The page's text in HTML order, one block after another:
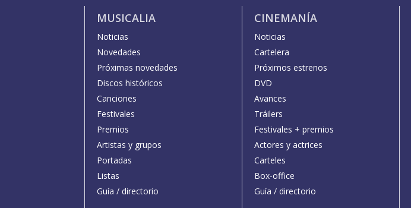
MUSICALIA
Noticias
Novedades
Próximas novedades
Discos históricos
Canciones
Festivales
Premios
Artistas y grupos
Portadas
Listas
Guía / directorio
CINEMANÍA
Noticias
Cartelera
Próximos estrenos
DVD
Avances
Tráilers
Festivales + premios
Actores y actrices
Carteles
Box-office
Guía / directorio